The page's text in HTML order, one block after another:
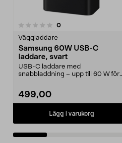
0recensioner
Väggladdare
Samsung 60W USB-C
laddare, svart
USB-C laddare med
snabbladdning – upp till 60 W för
499,00
Lägg i varukorg
0.0 av 5 stjärnor